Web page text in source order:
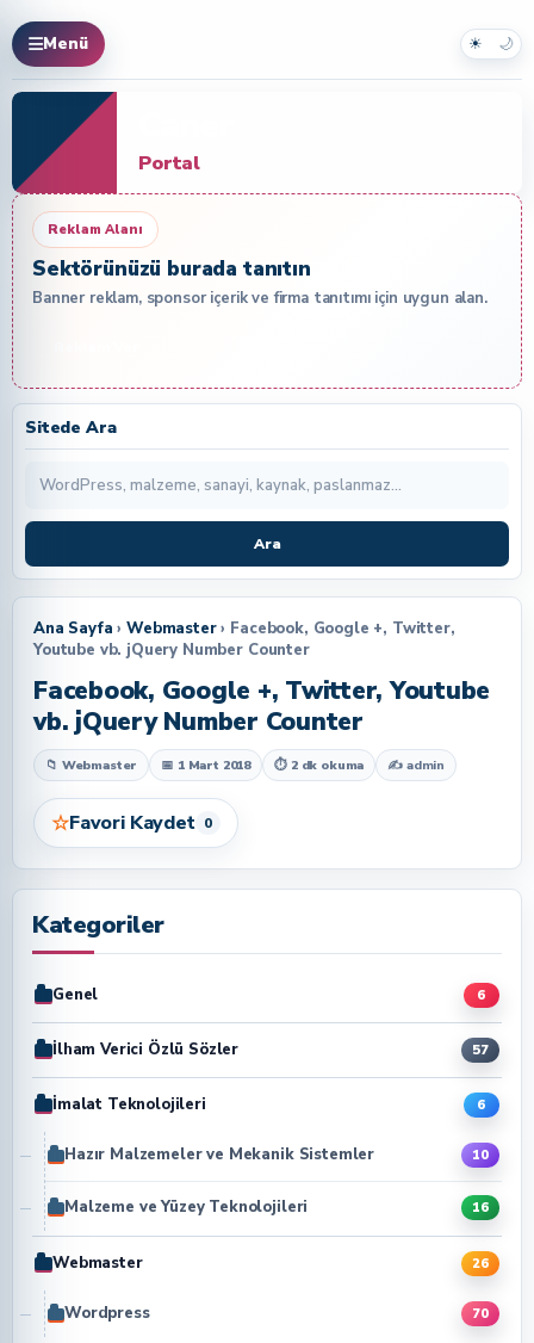
Menü ☀ 🌙
Portal
Reklam Alanı
Sektörünüzü burada tanıtın
Banner reklam, sponsor içerik ve firma tanıtımı için uygun alan.
Sitede Ara
Ara
Ana Sayfa ›Webmaster› Facebook, Google +, Twitter,
Youtube vb. jQuery Number Counter
Facebook, Google +, Twitter, Youtube
vb. jQuery Number Counter
📁 Webmaster 📅 1 Mart 2018 ⏱ 2 dk okuma ✍ admin
☆Favori Kaydet 0
Kategoriler
Genel 6
İlham Verici Özlü Sözler 57
İmalat Teknolojileri 6
Hazır Malzemeler ve Mekanik Sistemler 10
Malzeme ve Yüzey Teknolojileri 16
Webmaster 26
Wordpress 70